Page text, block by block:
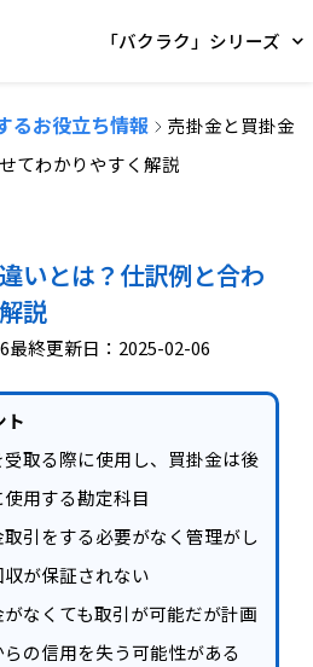
「バクラク」シリーズ
るお役立ち情報
売掛金と買掛金
てわかりやすく解説
いとは？仕訳例と合わ
説
最終更新日：2025-02-06
ト
取る際に使用し、買掛金は後
用する勘定科目
引をする必要がなく管理がし
が保証されない
なくても取引が可能だが計画
の信用を失う可能性がある